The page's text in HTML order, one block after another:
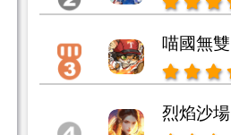
喵國無雙
烈焰沙場